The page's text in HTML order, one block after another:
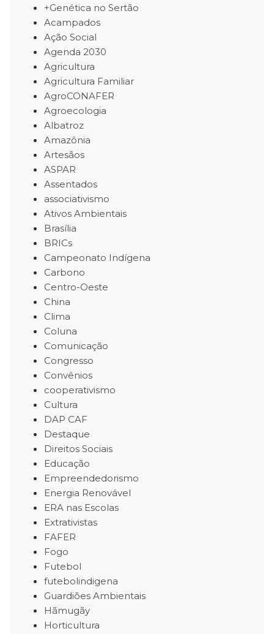
+Genética no Sertão
Acampados
Ação Social
Agenda 2030
Agricultura
Agricultura Familiar
AgroCONAFER
Agroecologia
Albatroz
Amazônia
Artesãos
ASPAR
Assentados
associativismo
Ativos Ambientais
Brasília
BRICs
Campeonato Indígena
Carbono
Centro-Oeste
China
Clima
Coluna
Comunicação
Congresso
Convênios
cooperativismo
Cultura
DAP CAF
Destaque
Direitos Sociais
Educação
Empreendedorismo
Energia Renovável
ERA nas Escolas
Extrativistas
FAFER
Fogo
Futebol
futebolindigena
Guardiões Ambientais
Hãmugãy
Horticultura